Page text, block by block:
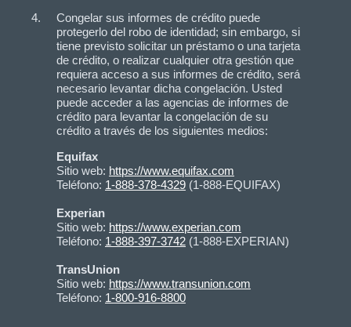
Congelar sus informes de crédito puede
protegerlo del robo de identidad; sin embargo, si
tiene previsto solicitar un préstamo o una tarjeta
de crédito, o realizar cualquier otra gestión que
requiera acceso a sus informes de crédito, será
necesario levantar dicha congelación. Usted
puede acceder a las agencias de informes de
crédito para levantar la congelación de su
crédito a través de los siguientes medios:
Equifax
Sitio web: https://www.equifax.com
Teléfono: 1‑888‑378‑4329 (1‑888‑EQUIFAX)
Experian
Sitio web: https://www.experian.com
Teléfono: 1‑888‑397‑3742 (1‑888‑EXPERIAN)
TransUnion
Sitio web: https://www.transunion.com
Teléfono: 1‑800‑916‑8800